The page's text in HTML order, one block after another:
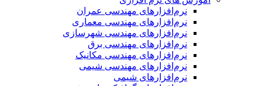
نرم‌افزارهای مهندسی عمران
نرم‌افزارهای مهندسی معماری
نرم‌افزارهای مهندسی شهرسازی
نرم‌افزارهای مهندسی برق
نرم‌افزارهای مهندسی مکانیک
نرم‌افزارهای مهندسی شیمی
نرم‌افزارهای شیمی